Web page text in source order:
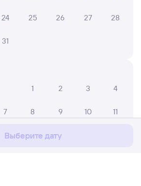
24 25 26 27 28
31
1
2 3 4
7 8 9 10 11
14 15 16
Выберите дату